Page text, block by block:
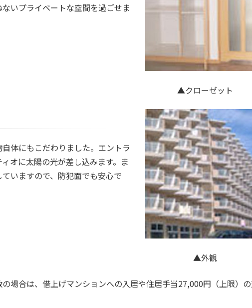
いプライベートな空間を過ごせま
▲クローゼット
体にもこだわりました。エントラ
オに太陽の光が差し込みます。ま
いますので、防犯面でも安心で
▲外観
場合は、借上げマンションへの入居や住居手当27,000円（上限）の